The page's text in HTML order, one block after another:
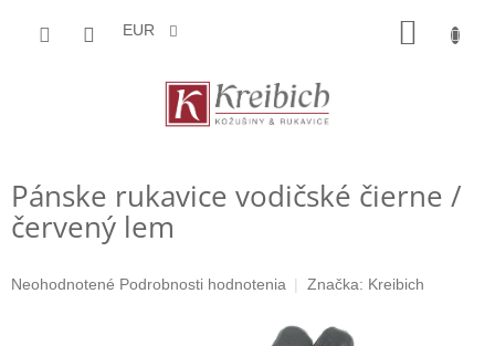
EUR
Pánske rukavice vodičské čierne /
červený lem
Priemerné
Neohodnotené Podrobnosti hodnotenia Značka: Kreibich